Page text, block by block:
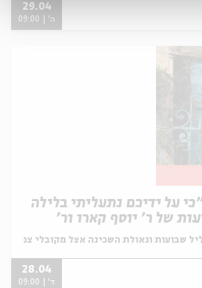
29.04
ה' | 09:00
על ידיכם נתעליתי בלילה
של ר' יוסף קארו ור'
שבועות וגאולת השכינה אצל מקובלי צפת
28.04
ד' | 09:00